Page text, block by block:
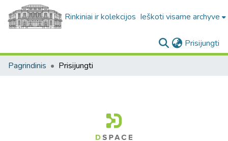
Rinkiniai ir kolekcijos Ieškoti visame archyve
Prisijungti
Pagrindinis Prisijungti